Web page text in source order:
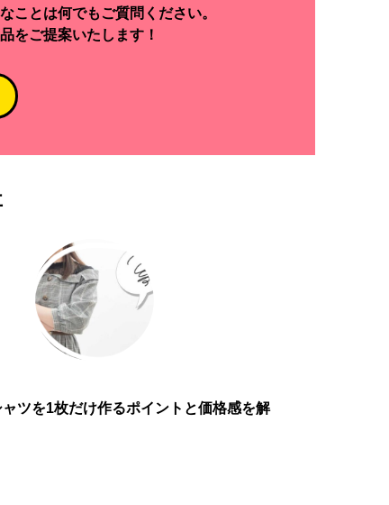
ことは何でもご質問ください。
をご提案いたします！
ツを1枚だけ作るポイントと価格感を解